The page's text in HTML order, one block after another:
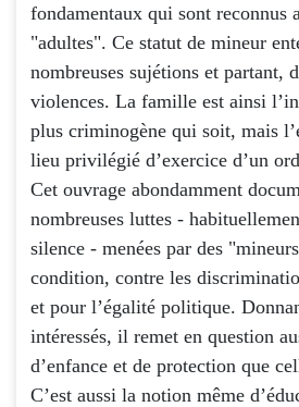
fondamentaux qui sont reconnus
"adultes". Ce statut de mineur
nombreuses sujétions et partant,
violences. La famille est ainsi
plus criminogène qui soit, mais
lieu privilégié d’exercice d’un
Cet ouvrage abondamment
nombreuses luttes -
silence - menées par des
condition, contre les
et pour l’égalité politique.
intéressés, il remet en question
d’enfance et de protection que
C’est aussi la notion même